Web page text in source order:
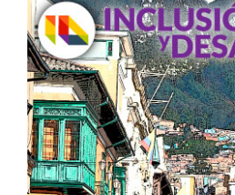
lateral
del
artículo